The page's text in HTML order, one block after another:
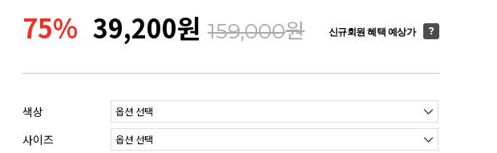
75% 39,200원 159,000원 신규회원 혜택 예상가
색상
사이즈